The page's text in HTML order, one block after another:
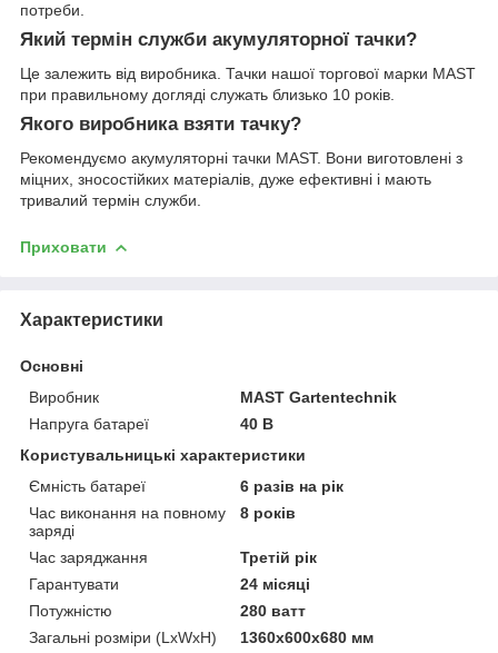
потреби.
Який термін служби акумуляторної тачки?
Це залежить від виробника. Тачки нашої торгової марки MAST
при правильному догляді служать близько 10 років.
Якого виробника взяти тачку?
Рекомендуємо акумуляторні тачки MAST. Вони виготовлені з
міцних, зносостійких матеріалів, дуже ефективні і мають
тривалий термін служби.
Приховати
Характеристики
Основні
Виробник
MAST Gartentechnik
Напруга батареї
40 В
Користувальницькі характеристики
Ємність батареї
6 разів на рік
Час виконання на повному
заряді
8 років
Час заряджання
Третій рік
Гарантувати
24 місяці
Потужністю
280 ватт
Загальні розміри (LxWxH)
1360x600x680 мм